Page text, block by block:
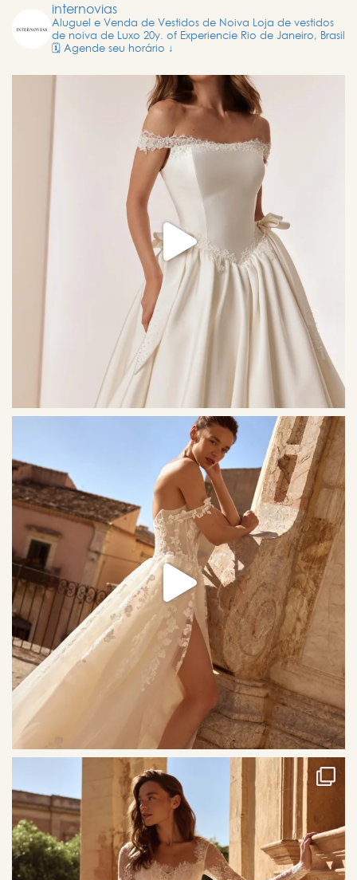
internovias
Aluguel e Venda de Vestidos de Noiva Loja de vestidos
de noiva de Luxo 20y. of Experiencie Rio de Janeiro, Brasil
🗓️ Agende seu horário ↓